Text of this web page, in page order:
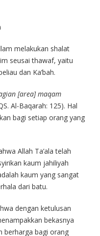
melakukan shalat
seusai thawaf, yaitu
dan Ka’bah.
[area] maqam
Al-Baqarah: 125). Hal
bagi setiap orang yang
Allah Ta’ala telah
kaum jahiliyah
kaum yang sangat
dari batu.
dengan ketulusan
bekasnya
berharga bagi orang